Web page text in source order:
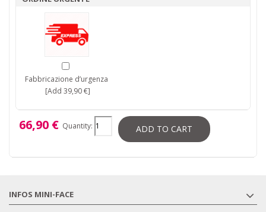
Fabbricazione d’urgenza
[Add 39,90 €]
66,90 € Quantity: ADD TO CART
INFOS MINI-FACE